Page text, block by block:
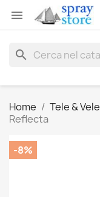

search
Home Tele & Vele
Reflecta
-8%